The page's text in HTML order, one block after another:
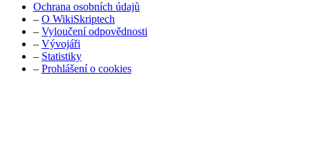
Ochrana osobních údajů
– O WikiSkriptech
– Vyloučení odpovědnosti
– Vývojáři
– Statistiky
– Prohlášení o cookies